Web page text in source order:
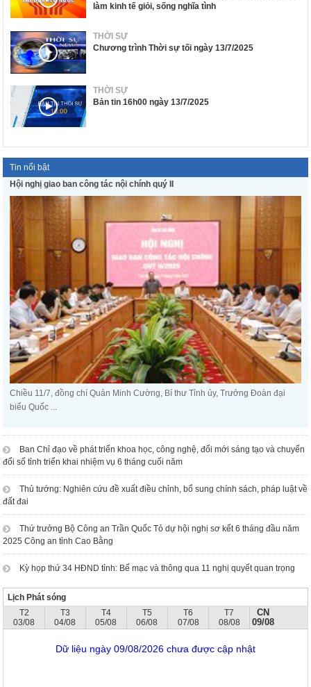
làm kinh tế giỏi, sống nghĩa tình
THỜI SỰ
Chương trình Thời sự tối ngày 13/7/2025
THỜI SỰ
Bản tin 16h00 ngày 13/7/2025
Tin nổi bật
Hội nghị giao ban công tác nội chính quý II
Chiều 11/7, đồng chí Quản Minh Cường, Bí thư Tỉnh ủy, Trưởng Đoàn đại
biểu Quốc ...
Ban Chỉ đạo về phát triển khoa học, công nghệ, đổi mới sáng tạo và chuyển
đổi số tỉnh triển khai nhiệm vụ 6 tháng cuối năm
Thủ tướng: Nghiên cứu đề xuất điều chỉnh, bổ sung chính sách, pháp luật về
đất đai
Thứ trưởng Bộ Công an Trần Quốc Tỏ dự hội nghị sơ kết 6 tháng đầu năm
2025 Công an tỉnh Cao Bằng
Kỳ họp thứ 34 HĐND tỉnh: Bế mạc và thông qua 11 nghị quyết quan trọng
Lịch Phát sóng
T2
03/08
T3
04/08
T4
05/08
T5
06/08
T6
07/08
T7
08/08
CN
09/08
Dữ liệu ngày 09/08/2026 chưa được cập nhật